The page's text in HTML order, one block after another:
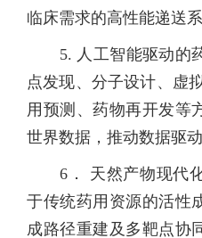
临床需求的高性能递送
5. 人工智能驱动的
点发现、分子设计、虚
用预测、药物再开发等
世界数据，推动数据驱
6． 天然产物现代
于传统药用资源的活性
成路径重建及多靶点协